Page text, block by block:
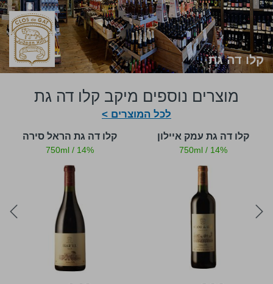
קלו דה גת
מוצרים נוספים מיקב קלו דה גת
לכל המוצרים >
קלו דה גת עמק איילון
750ml / 14%
קלו דה גת הראל סירה
750ml / 14%